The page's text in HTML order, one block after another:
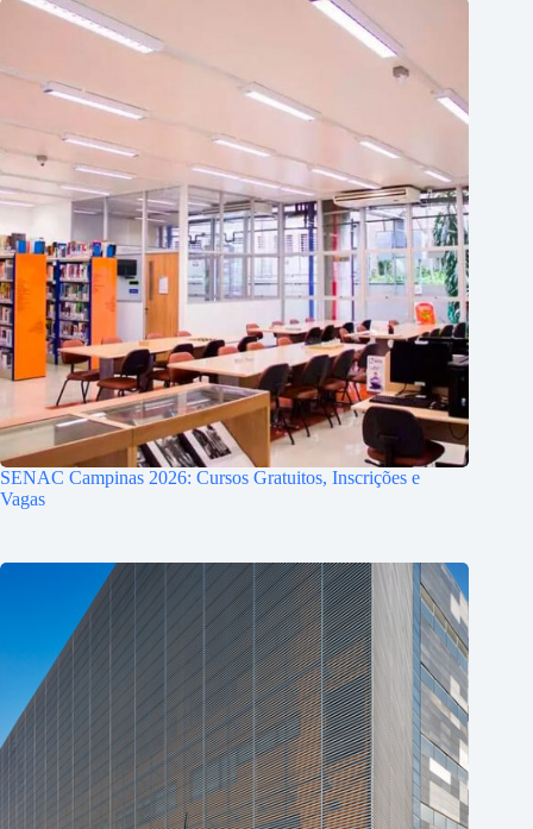
SENAC Campinas 2026: Cursos Gratuitos, Inscrições e
Vagas